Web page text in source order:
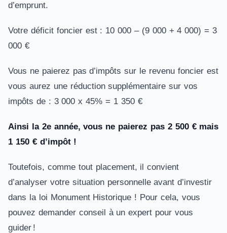
d’emprunt.
Votre déficit foncier est : 10 000 – (9 000 + 4 000) = 3
000 €
Vous ne paierez pas d’impôts sur le revenu foncier est
vous aurez une réduction supplémentaire sur vos
impôts de : 3 000 x 45% = 1 350 €
Ainsi la 2e année, vous ne paierez pas 2 500 € mais
1 150 € d’impôt !
Toutefois, comme tout placement, il convient
d’analyser votre situation personnelle avant d’investir
dans la loi Monument Historique ! Pour cela, vous
pouvez demander conseil à un expert pour vous
guider !